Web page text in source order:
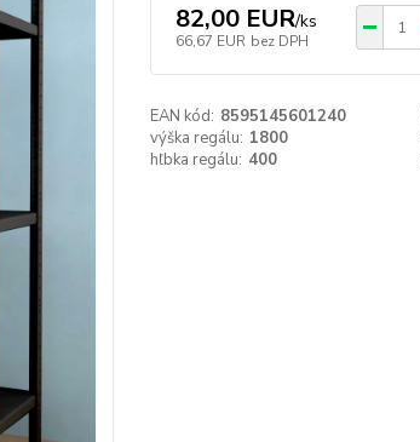
82,00 EUR/ks
66,67 EUR bez DPH
EAN kód: 8595145601240
výška regálu: 1800
hľbka regálu: 400